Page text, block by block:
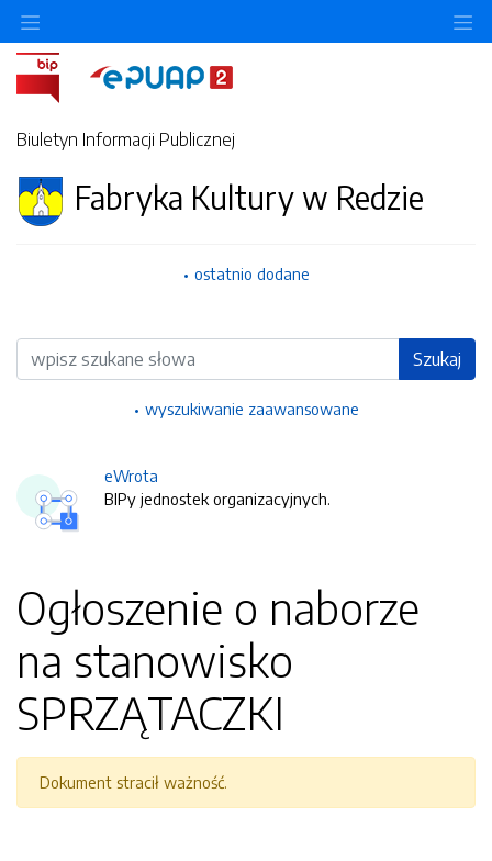
Biuletyn Informacji Publicznej
Fabryka Kultury w Redzie
ostatnio dodane
Wyszukiwarka Szukaj
wyszukiwanie zaawansowane
eWrota
BIPy jednostek organizacyjnych.
Ogłoszenie o naborze
na stanowisko
SPRZĄTACZKI
Dokument stracił ważność.